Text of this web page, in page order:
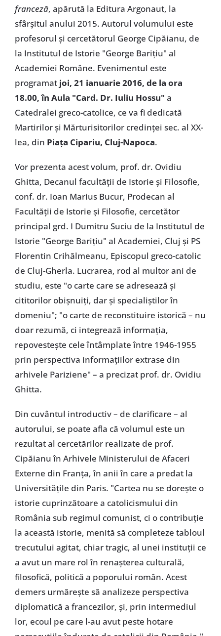
franceză, apărută la Editura Argonaut, la
sfârșitul anului 2015. Autorul volumului este
profesorul și cercetătorul George Cipăianu, de
la Institutul de Istorie "George Barițiu" al
Academiei Române. Evenimentul este
programat joi, 21 ianuarie 2016, de la ora
18.00, în Aula "Card. Dr. Iuliu Hossu" a
Catedralei greco-catolice, ce va fi dedicată
Martirilor și Mărturisitorilor credinței sec. al XX-
lea, din Piața Cipariu, Cluj-Napoca.
Vor prezenta acest volum, prof. dr. Ovidiu
Ghitta, Decanul facultății de Istorie și Filosofie,
conf. dr. Ioan Marius Bucur, Prodecan al
Facultății de Istorie și Filosofie, cercetător
principal grd. I Dumitru Suciu de la Institutul de
Istorie "George Barițiu" al Academiei, Cluj și PS
Florentin Crihălmeanu, Episcopul greco-catolic
de Cluj-Gherla. Lucrarea, rod al multor ani de
studiu, este "o carte care se adresează și
cititorilor obișnuiți, dar și specialiștilor în
domeniu"; "o carte de reconstituire istorică – nu
doar rezumă, ci integrează informația,
repovestește cele întâmplate între 1946-1955
prin perspectiva informațiilor extrase din
arhivele Pariziene" – a precizat prof. dr. Ovidiu
Ghitta.
Din cuvântul introductiv – de clarificare – al
autorului, se poate afla că volumul este un
rezultat al cercetărilor realizate de prof.
Cipăianu în Arhivele Ministerului de Afaceri
Externe din Franța, în anii în care a predat la
Universitățile din Paris. "Cartea nu se dorește o
istorie cuprinzătoare a catolicismului din
România sub regimul comunist, ci o contribuție
la această istorie, menită să completeze tabloul
trecutului agitat, chiar tragic, al unei instituții ce
a avut un mare rol în renașterea culturală,
filosofică, politică a poporului român. Acest
demers urmărește să analizeze perspectiva
diplomatică a francezilor, și, prin intermediul
lor, ecoul pe care l-au avut peste hotare